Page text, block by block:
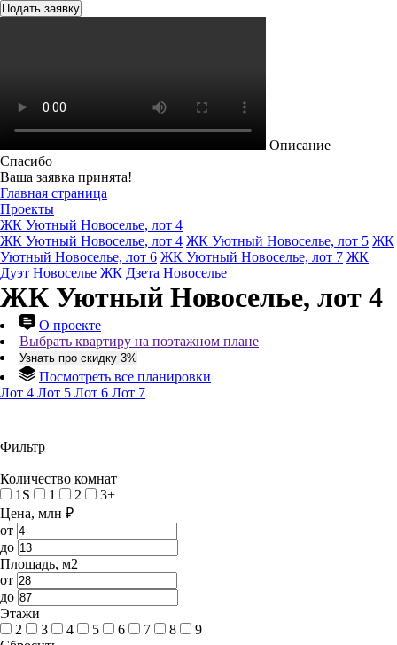
Описание
Спасибо
Ваша заявка принята!
Главная страница
Проекты
ЖК Уютный Новоселье, лот 4
ЖК Уютный Новоселье, лот 4 ЖК Уютный Новоселье, лот 5 ЖК
Уютный Новоселье, лот 6 ЖК Уютный Новоселье, лот 7 ЖК
Дуэт Новоселье ЖК Дзета Новоселье
ЖК Уютный Новоселье, лот 4
О проекте
Выбрать квартиру на поэтажном плане
Узнать про скидку 3%
Посмотреть все планировки
Лот 4 Лот 5 Лот 6 Лот 7
Фильтр
Количество комнат
1S
1 2
3+
Цена, млн ₽
от
до
Площадь, м2
от
до
Этажи
2
3 4 5 6 7 8
9